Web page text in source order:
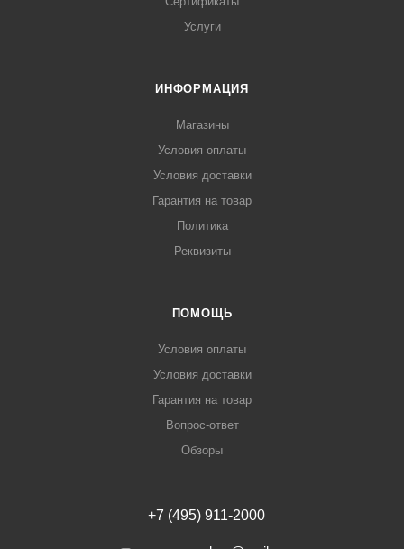
Услуги
ИНФОРМАЦИЯ
Магазины
Условия оплаты
Условия доставки
Гарантия на товар
Политика
Реквизиты
ПОМОЩЬ
Условия оплаты
Условия доставки
Гарантия на товар
Вопрос-ответ
Обзоры
+7 (495) 911-2000